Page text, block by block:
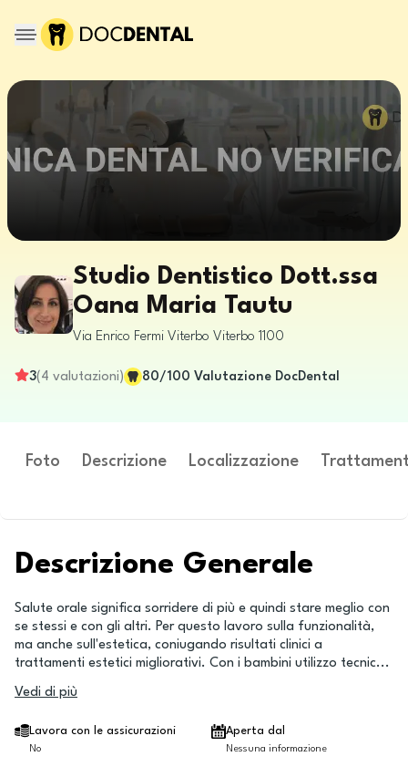
Studio Dentistico Dott.ssa
Oana Maria Tautu
Via Enrico Fermi Viterbo Viterbo 1100
3( 4 valutazioni) 80/100 Valutazione DocDental
Foto Descrizione Localizzazione
Descrizione Generale
Salute orale significa sorridere di più e quindi stare meglio con
se stessi e con gli altri. Per questo lavoro sulla funzionalità,
ma anche sull'estetica, coniugando risultati clinici a
trattamenti estetici migliorativi. Con i bambini utilizzo tecnic...
Vedi di più
Lavora con le assicurazioni
No
Aperta dal
Nessuna informazione